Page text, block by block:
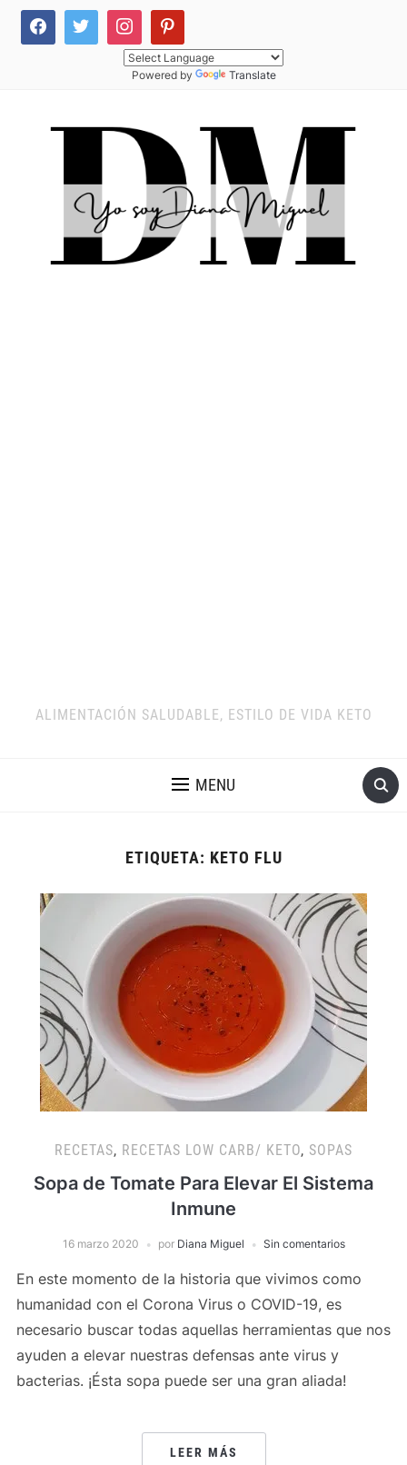
Powered by Translate
ALIMENTACIÓN SALUDABLE, ESTILO DE VIDA KETO
MENU
ETIQUETA: KETO FLU
RECETAS, RECETAS LOW CARB/ KETO, SOPAS
Sopa de Tomate Para Elevar El Sistema
Inmune
16 marzo 2020 por Diana Miguel Sin comentarios
En este momento de la historia que vivimos como
humanidad con el Corona Virus o COVID-19, es
necesario buscar todas aquellas herramientas que nos
ayuden a elevar nuestras defensas ante virus y
bacterias. ¡Ésta sopa puede ser una gran aliada!
LEER MÁS